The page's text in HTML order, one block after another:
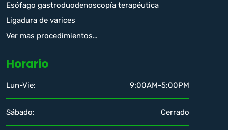
Esófago gastroduodenoscopía terapéutica
Ligadura de varices
Ver mas procedimientos…
Horario
Lun-Vie: 9:00AM-5:00PM
Sábado: Cerrado